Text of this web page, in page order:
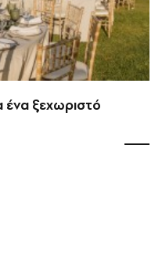
ένα ξεχωριστό